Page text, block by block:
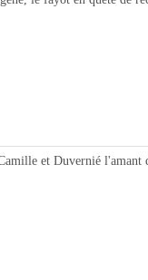
et Duvernié